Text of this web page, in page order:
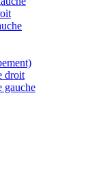
droit
gauche